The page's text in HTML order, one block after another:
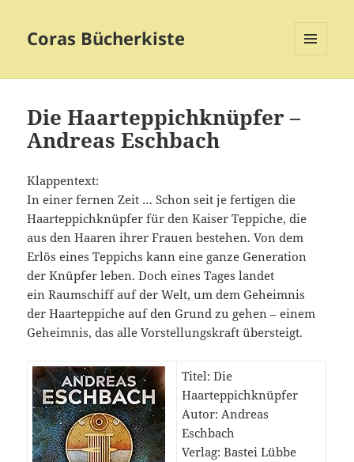
Coras Bücherkiste
Die Haarteppichknüpfer –
Andreas Eschbach
Klappentext:
In einer fernen Zeit … Schon seit je fertigen die
Haarteppichknüpfer für den Kaiser Teppiche, die
aus den Haaren ihrer Frauen bestehen. Von dem
Erlös eines Teppichs kann eine ganze Generation
der Knüpfer leben. Doch eines Tages landet
ein Raumschiff auf der Welt, um dem Geheimnis
der Haarteppiche auf den Grund zu gehen – einem
Geheimnis, das alle Vorstellungskraft übersteigt.
Titel: Die
Haarteppichknüpfer
Autor: Andreas
Eschbach
Verlag: Bastei Lübbe